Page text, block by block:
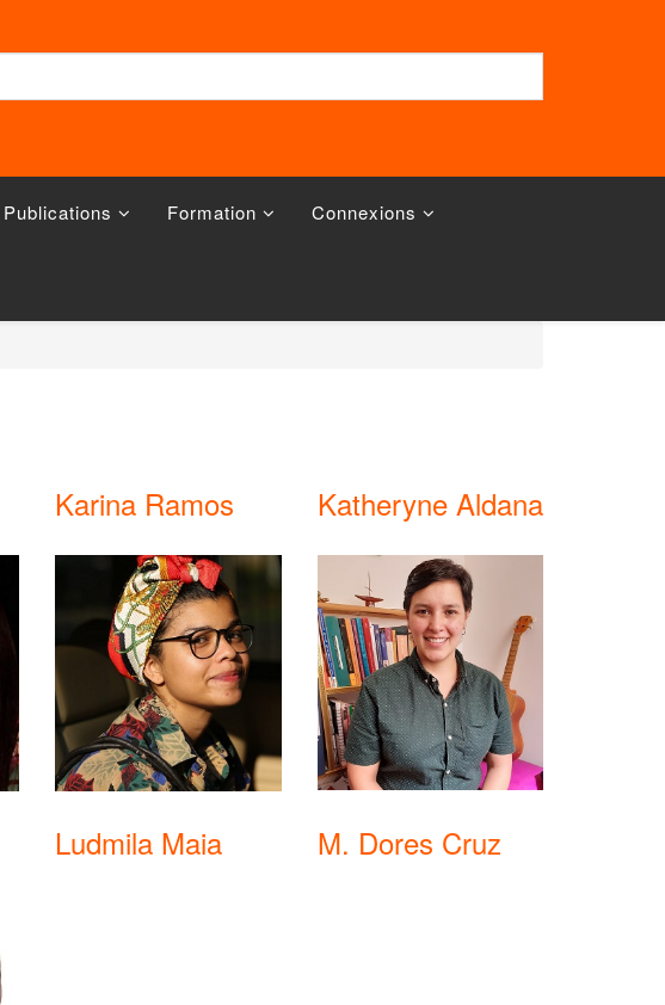
Publications Formation Connexions
Karina Ramos Katheryne Aldana
Ludmila Maia M. Dores Cruz